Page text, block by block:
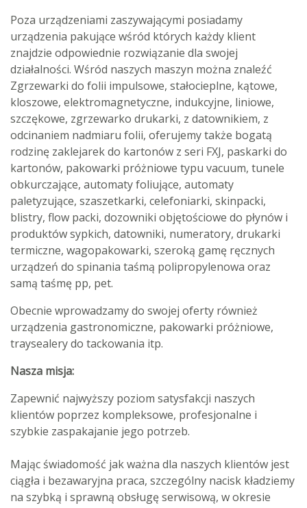
Poza urządzeniami zaszywającymi posiadamy
urządzenia pakujące wśród których każdy klient
znajdzie odpowiednie rozwiązanie dla swojej
działalności. Wśród naszych maszyn można znaleźć
Zgrzewarki do folii impulsowe, stałocieplne, kątowe,
kloszowe, elektromagnetyczne, indukcyjne, liniowe,
szczękowe, zgrzewarko drukarki, z datownikiem, z
odcinaniem nadmiaru folii, oferujemy także bogatą
rodzinę zaklejarek do kartonów z seri FXJ, paskarki do
kartonów, pakowarki próżniowe typu vacuum, tunele
obkurczające, automaty foliujące, automaty
paletyzujące, szaszetkarki, celefoniarki, skinpacki,
blistry, flow packi, dozowniki objętościowe do płynów i
produktów sypkich, datowniki, numeratory, drukarki
termiczne, wagopakowarki, szeroką gamę ręcznych
urządzeń do spinania taśmą polipropylenowa oraz
samą taśmę pp, pet.
Obecnie wprowadzamy do swojej oferty również
urządzenia gastronomiczne, pakowarki próżniowe,
traysealery do tackowania itp.
Nasza misja:
Zapewnić najwyższy poziom satysfakcji naszych
klientów poprzez kompleksowe, profesjonalne i
szybkie zaspakajanie jego potrzeb.
Mając świadomość jak ważna dla naszych klientów jest
ciągła i bezawaryjna praca, szczególny nacisk kładziemy
na szybką i sprawną obsługę serwisową, w okresie